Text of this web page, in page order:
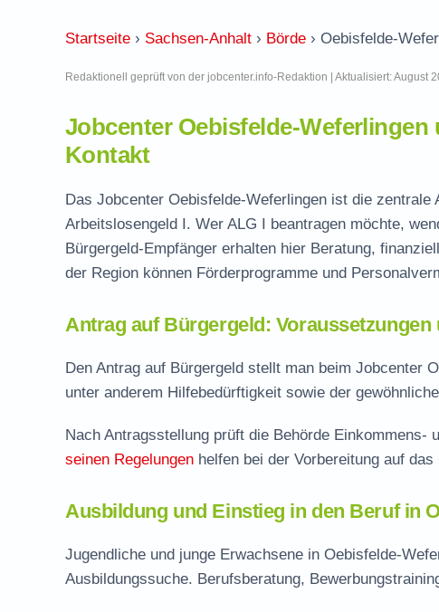
Startseite › Sachsen-Anhalt › Börde › Oebisfelde-
Redaktionell geprüft von der jobcenter.info-Redaktion | Aktualisiert: August
Jobcenter Oebisfelde-
Kontakt
Das Jobcenter Oebisfelde-Weferlingen ist die zentrale
Arbeitslosengeld I. Wer ALG I beantragen möchte,
Bürgergeld-Empfänger erhalten hier Beratung,
der Region können Förderprogramme und
Antrag auf Bürgergeld: Voraussetzungen
Den Antrag auf Bürgergeld stellt man beim Jobcenter
unter anderem Hilfebedürftigkeit sowie der
Nach Antragsstellung prüft die Behörde Einkommens-
seinen Regelungen helfen bei der Vorbereitung auf das
Ausbildung und Einstieg in den Beruf in
Jugendliche und junge Erwachsene in Oebisfelde-
Ausbildungssuche. Berufsberatung,